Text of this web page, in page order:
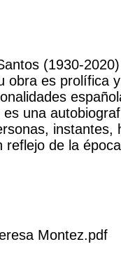
(1930-
obra es prolífica
una
instantes,
reflejo de la
Montez.pdf